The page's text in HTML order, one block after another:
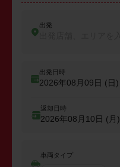
出発
出発日時
2026年08月09日 (日)
返却日時
2026年08月10日 (月)
車両タイプ